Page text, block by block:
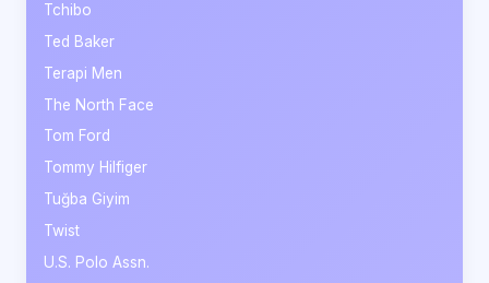
Tchibo
Ted Baker
Terapi Men
The North Face
Tom Ford
Tommy Hilfiger
Tuğba Giyim
Twist
U.S. Polo Assn.